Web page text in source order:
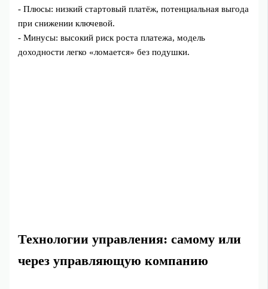
- Плюсы: низкий стартовый платёж, потенциальная выгода
при снижении ключевой.
- Минусы: высокий риск роста платежа, модель
доходности легко «ломается» без подушки.
Технологии управления: самому или
через управляющую компанию